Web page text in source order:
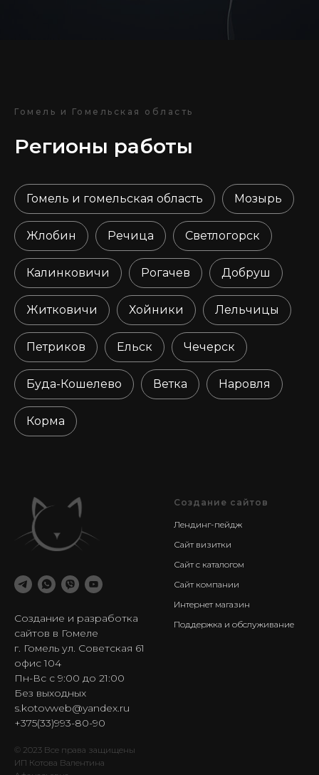
Гомель и Гомельская область
Регионы работы
Гомель и гомельская область Мозырь
Жлобин Речица Светлогорск
Калинковичи Рогачев Добруш
Житковичи Хойники Лельчицы
Петриков Ельск Чечерск
Буда-Кошелево Ветка Наровля
Корма
Создание и разработка
сайтов в Гомеле
г. Гомель ул. Советская 61
офис 104
Пн-Вс с 9:00 до 21:00
Без выходных
s.kotovweb@yandex.ru
+375(33)993-80-90
© 2023 Все права защищены
ИП Котова Валентина
Создание сайтов
Лендинг-пейдж
Сайт визитки
Сайт с каталогом
Сайт компании
Интернет магазин
Поддержка и обслуживание